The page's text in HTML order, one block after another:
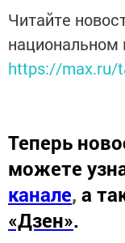
Читайте
https://max.ru/
Теперь
можете
канале, а
«Дзен».